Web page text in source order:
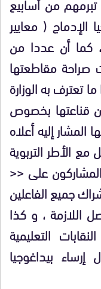
الإدماج ( معايير
و المذكرة رقم 204 ) ، كما أن عددا من
صراحة مقاطعتها
تعترف به الوزارة
قناعتها بخصوص
إليه أعلاه
الأطر التربوية
على <<
جميع الفاعلين
اللازمة ، و كذا
التعليمية
بيداغوجيا